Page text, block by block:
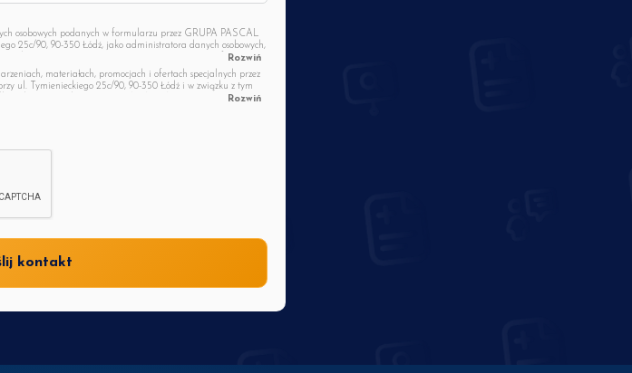
osobowych podanych w formularzu przez GRUPA PASCAL
25c/90, 90-350 Łódź, jako administratora danych osobowych,
obowiązującymi przepisami prawa. Zostałem poinformowany
że mam prawo do dostępu do swoich danych, ich
dowolnym momencie, a także o pozostałych kwestiach
prywatności GRUPA PASCAL sp. z o.o.
Rozwiń
materiałach, promocjach i ofertach specjalnych przez
ul. Tymienieckiego 25c/90, 90-350 Łódź i w związku z tym
wysyłanych przez GRUPA PASCAL sp. z o.o. na wyżej
tym, że mogę wycofać tak udzieloną zgodę w dowolnym
z art. 13 RODO, dostępnych w Polityce prywatności
Rozwiń
kontakt